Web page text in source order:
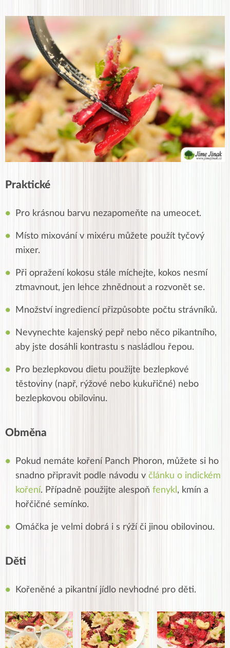
Praktické
Pro krásnou barvu nezapomeňte na umeocet.
Místo mixování v mixéru můžete použít tyčový
mixer.
Při opražení kokosu stále míchejte, kokos nesmí
ztmavnout, jen lehce zhnědnout a rozvonět se.
Množství ingrediencí přizpůsobte počtu strávníků.
Nevynechte kajenský pepř nebo něco pikantního,
aby jste dosáhli kontrastu s nasládlou řepou.
Pro bezlepkovou dietu použijte bezlepkové
těstoviny (např, rýžové nebo kukuřičné) nebo
bezlepkovou obilovinu.
Obměna
Pokud nemáte koření Panch Phoron, můžete si ho
snadno připravit podle návodu v článku o indickém
koření. Případně použijte alespoň fenykl , kmín a
hořčičné semínko.
Omáčka je velmi dobrá i s rýží či jinou obilovinou.
Děti
Kořeněné a pikantní jídlo nevhodné pro děti.